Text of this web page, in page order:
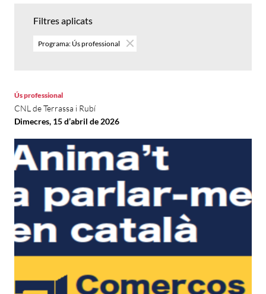
Filtres aplicats
Programa: Ús professional
Ús professional
CNL de Terrassa i Rubí
Dimecres, 15 d’abril de 2026